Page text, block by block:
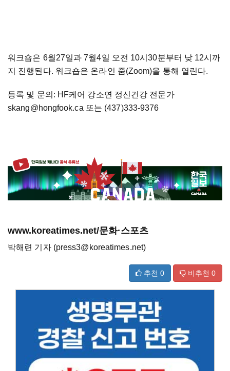
워크숍은 6월27일과 7월4일 오전 10시30분부터 낮 12시까
지 진행된다. 워크숍은 온라인 줌(Zoom)을 통해 열린다.
등록 및 문의: HF케어 강소연 정신건강 전문가
skang@hongfook.ca 또는 (437)333-9376
www.koreatimes.net/문화·스포츠
박해련 기자 (press3@koreatimes.net)
추천 0 비추천 0